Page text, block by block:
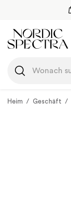
Inhalt
springen
Heim / Geschäft /